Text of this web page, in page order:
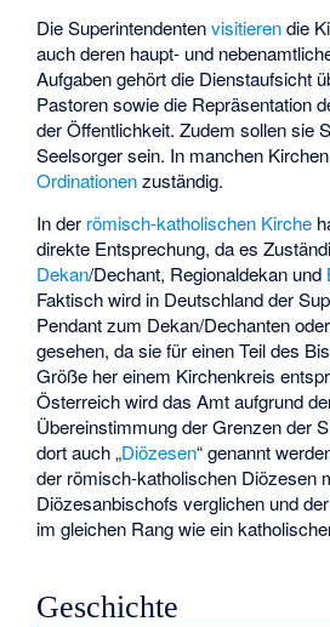
Die Superintendentenvisitierendie
auch deren haupt- und
Aufgaben gehört die Dienstaufsicht
Pastoren sowie die Repräsentation
der Öffentlichkeit. Zudem sollen sie
Seelsorger sein. In manchen
Ordinationenzuständig.
In der römisch-katholischen Kirche
direkte Entsprechung, da es
Dekan/Dechant, Regionaldekan und
Faktisch wird in Deutschland der
Pendant zum Dekan/Dechanten
gesehen, da sie für einen Teil des
Größe her einem Kirchenkreis
Österreich wird das Amt aufgrund
Übereinstimmung der Grenzen der
dort auch „Diözesen“ genannt
der römisch-katholischen Diözesen
Diözesanbischofs verglichen und
im gleichen Rang wie ein
Geschichte